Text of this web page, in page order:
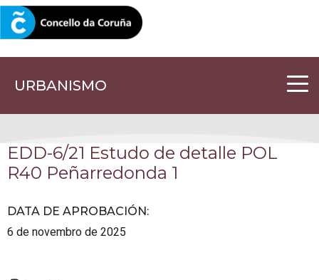
URBANISMO
CORUNA.GAL
EDD-6/21 Estudo de detalle POL
R40 Peñarredonda 1
DATA DE APROBACIÓN:
6 de novembro de 2025